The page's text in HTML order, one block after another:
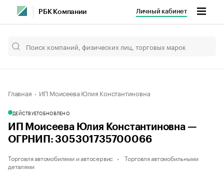
РБК Компании Личный кабинет
Главная ИП Моисеева Юлия Константиновна
ДЕЙСТВУЕТОБНОВЛЕНО
ИП Моисеева Юлия Константиновна —
ОГРНИП: 305301735700066
Торговля автомобилями и автосервис
Торговля автомобильными
деталями